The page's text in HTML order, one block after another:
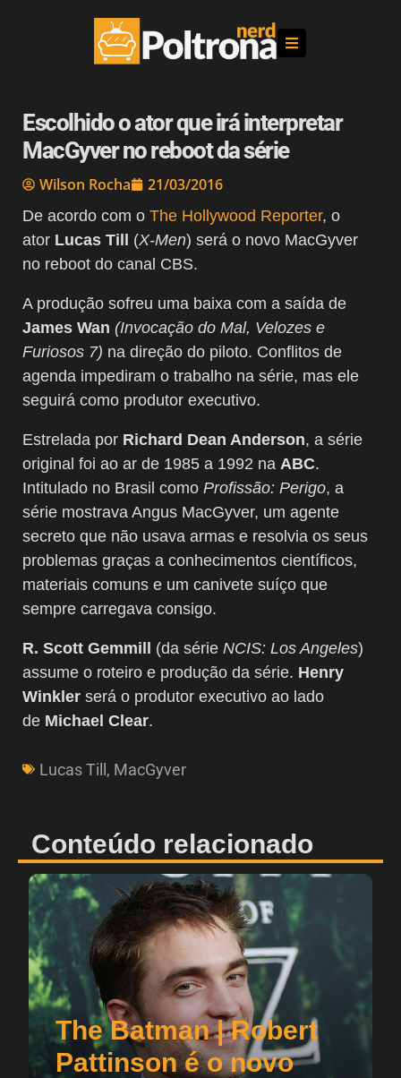
Escolhido o ator que irá interpretar
MacGyver no reboot da série
Wilson Rocha 21/03/2016
De acordo com o The Hollywood Reporter, o
ator Lucas Till (X-Men) será o novo MacGyver
no reboot do canal CBS.
A produção sofreu uma baixa com a saída de
James Wan (Invocação do Mal, Velozes e
Furiosos 7) na direção do piloto. Conflitos de
agenda impediram o trabalho na série, mas ele
seguirá como produtor executivo.
Estrelada por Richard Dean Anderson, a série
original foi ao ar de 1985 a 1992 na ABC.
Intitulado no Brasil como Profissão: Perigo, a
série mostrava Angus MacGyver, um agente
secreto que não usava armas e resolvia os seus
problemas graças a conhecimentos científicos,
materiais comuns e um canivete suíço que
sempre carregava consigo.
R. Scott Gemmill (da série NCIS: Los Angeles)
assume o roteiro e produção da série. Henry
Winkler será o produtor executivo ao lado
de Michael Clear.
Lucas Till, MacGyver
Conteúdo relacionado
The Batman | Robert
Pattinson é o novo